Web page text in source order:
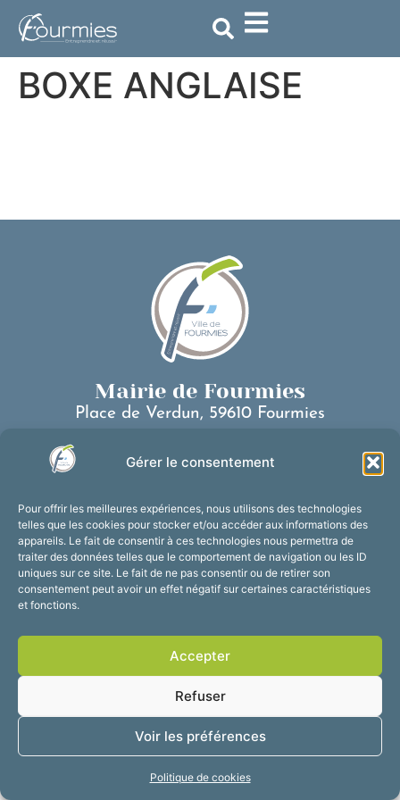
Gérer le consentement
Pour offrir les meilleures expériences, nous utilisons des technologies
telles que les cookies pour stocker et/ou accéder aux informations des
appareils. Le fait de consentir à ces technologies nous permettra de
traiter des données telles que le comportement de navigation ou les ID
uniques sur ce site. Le fait de ne pas consentir ou de retirer son
consentement peut avoir un effet négatif sur certaines caractéristiques
et fonctions.
Accepter
Refuser
Voir les préférences
Politique de cookies
principal
BOXE ANGLAISE
Mairie de Fourmies
Place de Verdun, 59610 Fourmies
Nous contacter
Du lundi au vendredi :
de 8h30 à 12h et de 13h30 à 17h30
Suivez-nous !
Mentions légales
Plan du site
Confidentialité
2025 © Propulsé par
Utopia